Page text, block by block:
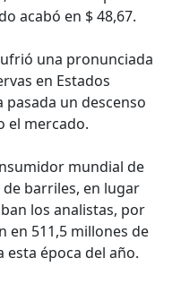
acabó en $ 48,67.
una pronunciada
en Estados
un descenso
el mercado.
mundial de
barriles, en lugar
los analistas, por
en 511,5 millones de
época del año.